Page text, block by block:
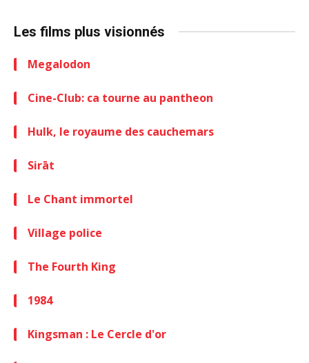
Les films plus visionnés
Megalodon
Cine-Club: ca tourne au pantheon
Hulk, le royaume des cauchemars
Sirāt
Le Chant immortel
Village police
The Fourth King
1984
Kingsman : Le Cercle d'or